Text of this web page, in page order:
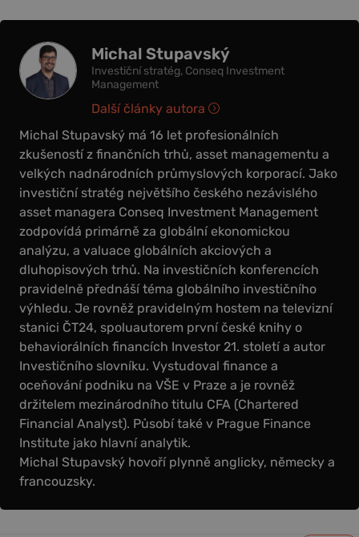
Michal Stupavský
Investiční stratég, Conseq Investment
Management
Michal Stupavský má 16 let profesionálních
zkušeností z finančních trhů, asset managementu a
velkých nadnárodních průmyslových korporací. Jako
investiční stratég největšího českého nezávislého
asset managera Conseq Investment Management
zodpovídá primárně za globální ekonomickou
analýzu, a valuace globálních akciových a
dluhopisových trhů. Na investičních konferencích
pravidelně přednáší téma globálního investičního
výhledu. Je rovněž pravidelným hostem na televizní
stanici ČT24, spoluautorem první české knihy o
behaviorálních financích Investor 21. století a autor
Investičního slovníku. Vystudoval finance a
oceňování podniku na VŠE v Praze a je rovněž
držitelem mezinárodního titulu CFA (Chartered
Financial Analyst). Působí také v Prague Finance
Institute jako hlavní analytik.
Michal Stupavský hovoří plynně anglicky, německy a
francouzsky.
Další články autora